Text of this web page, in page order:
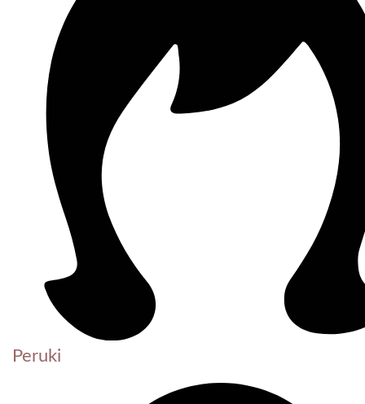
Peruki